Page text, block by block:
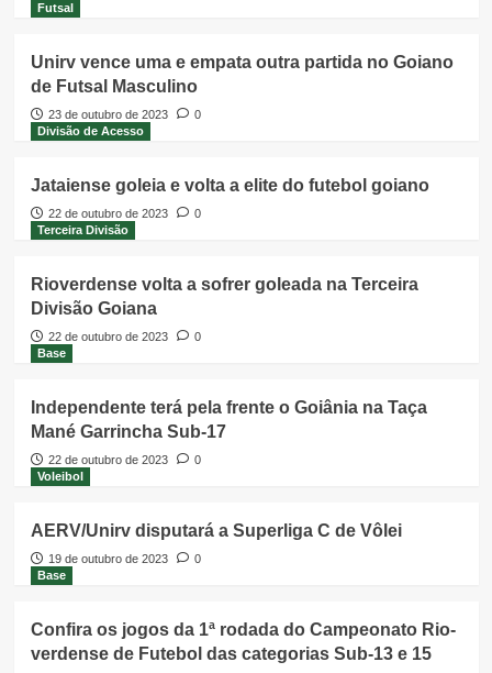
Futsal
Unirv vence uma e empata outra partida no Goiano
de Futsal Masculino
23 de outubro de 2023
0
Divisão de Acesso
Jataiense goleia e volta a elite do futebol goiano
22 de outubro de 2023
0
Terceira Divisão
Rioverdense volta a sofrer goleada na Terceira
Divisão Goiana
22 de outubro de 2023
0
Base
Independente terá pela frente o Goiânia na Taça
Mané Garrincha Sub-17
22 de outubro de 2023
0
Voleibol
AERV/Unirv disputará a Superliga C de Vôlei
19 de outubro de 2023
0
Base
Confira os jogos da 1ª rodada do Campeonato Rio-
verdense de Futebol das categorias Sub-13 e 15